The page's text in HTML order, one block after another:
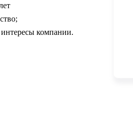
компании.